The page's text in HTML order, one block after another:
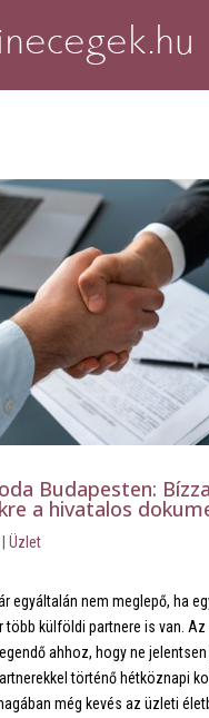
Budapesten: Bízza
a hivatalos
Üzlet
egyáltalán nem meglepő, ha
több külföldi partnere is van.
ahhoz, hogy ne
történő hétköznapi
még kevés az üzleti